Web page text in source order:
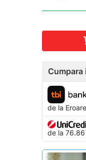
Cumpara
de la Eroare
de la